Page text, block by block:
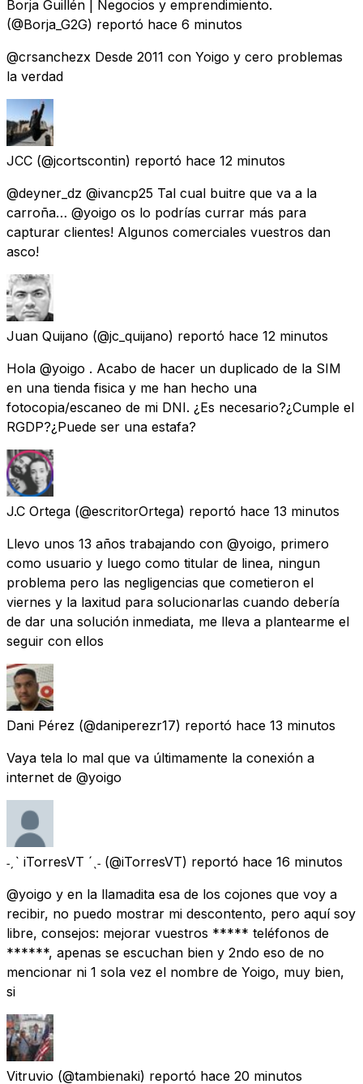
Borja Guillén | Negocios y emprendimiento.
(@Borja_G2G) reportó hace 6 minutos
@crsanchezx Desde 2011 con Yoigo y cero problemas
la verdad
JCC (@jcortscontin) reportó hace 12 minutos
@deyner_dz @ivancp25 Tal cual buitre que va a la
carroña… @yoigo os lo podrías currar más para
capturar clientes! Algunos comerciales vuestros dan
asco!
Juan Quijano (@jc_quijano) reportó hace 12 minutos
Hola @yoigo . Acabo de hacer un duplicado de la SIM
en una tienda fisica y me han hecho una
fotocopia/escaneo de mi DNI. ¿Es necesario?¿Cumple el
RGDP?¿Puede ser una estafa?
J.C Ortega (@escritorOrtega) reportó hace 13 minutos
Llevo unos 13 años trabajando con @yoigo, primero
como usuario y luego como titular de linea, ningun
problema pero las negligencias que cometieron el
viernes y la laxitud para solucionarlas cuando debería
de dar una solución inmediata, me lleva a plantearme el
seguir con ellos
Dani Pérez (@daniperezr17) reportó hace 13 minutos
Vaya tela lo mal que va últimamente la conexión a
internet de @yoigo
˗ˏˋ iTorresVT ´ˎ˗ (@iTorresVT) reportó hace 16 minutos
@yoigo y en la llamadita esa de los cojones que voy a
recibir, no puedo mostrar mi descontento, pero aquí soy
libre, consejos: mejorar vuestros ***** teléfonos de
******, apenas se escuchan bien y 2ndo eso de no
mencionar ni 1 sola vez el nombre de Yoigo, muy bien,
si
Vitruvio (@tambienaki) reportó hace 20 minutos